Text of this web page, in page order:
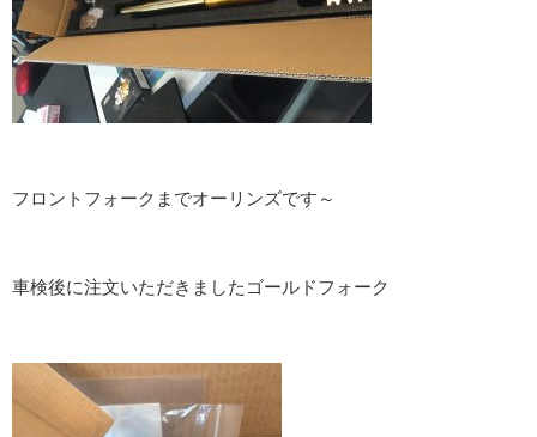
フロントフォークまでオーリンズです～
車検後に注文いただきましたゴールドフォーク